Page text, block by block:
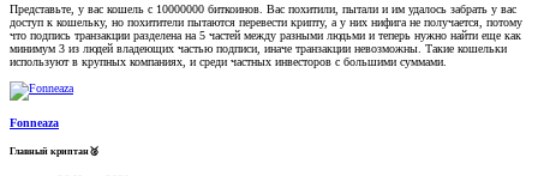
Представьте, у вас кошель с 10000000 биткоинов. Вас похитили, пытали и им удалось забрать у вас
доступ к кошельку, но похитители пытаются перевести крипту, а у них нифига не получается, потому
что подпись транзакции разделена на 5 частей между разными людьми и теперь нужно найти еще как
минимум 3 из людей владеющих частью подписи, иначе транзакции невозможны. Такие кошельки
используют в крупных компаниях, и среди частных инвесторов с большими суммами.
Fonneaza
Главный криптан🥈